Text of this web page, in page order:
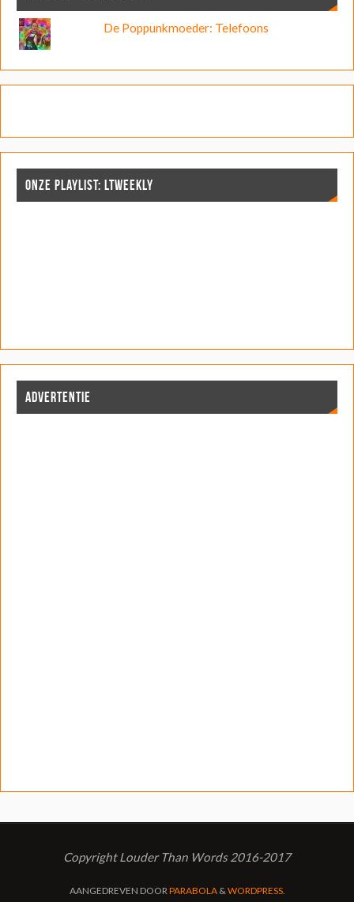
De Poppunkmoeder: Telefoons
ONZE PLAYLIST: LTWEEKLY
ADVERTENTIE
Copyright Louder Than Words 2016-2017
AANGEDREVEN DOORPARABOLA&WORDPRESS.